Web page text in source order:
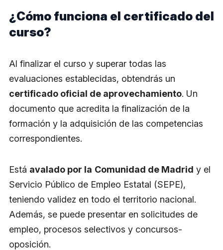
¿Cómo funciona el certificado del
curso?
Al finalizar el curso y superar todas las
evaluaciones establecidas, obtendrás un
certificado oficial de aprovechamiento. Un
documento que acredita la finalización de la
formación y la adquisición de las competencias
correspondientes.
Está avalado por la Comunidad de Madrid y el
Servicio Público de Empleo Estatal (SEPE),
teniendo validez en todo el territorio nacional.
Además, se puede presentar en solicitudes de
empleo, procesos selectivos y concursos-
oposición.